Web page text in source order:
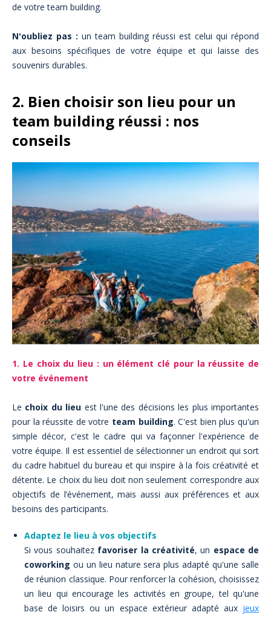
de votre team building.
N'oubliez pas : un team building réussi est celui qui répond
aux besoins spécifiques de votre équipe et qui laisse des
souvenirs durables.
2. Bien choisir son lieu pour un
team building réussi : nos
conseils
1. Le choix du lieu : un élément clé pour la réussite de
votre événement
Le choix du lieu est l'une des décisions les plus importantes
pour la réussite de votre team building. C'est bien plus qu'un
simple décor, c'est le cadre qui va façonner l'expérience de
votre équipe. Il est essentiel de sélectionner un endroit qui sort
du cadre habituel du bureau et qui inspire à la fois créativité et
détente. Le choix du lieu doit non seulement correspondre aux
objectifs de l’événement, mais aussi aux préférences et aux
besoins des participants.
Adaptez le lieu à vos objectifs
Si vous souhaitez favoriser la créativité, un espace de
coworking ou un lieu nature sera plus adapté qu'une salle
de réunion classique. Pour renforcer la cohésion, choisissez
un lieu qui encourage les activités en groupe, tel qu'une
base de loisirs ou un espace extérieur adapté aux jeux